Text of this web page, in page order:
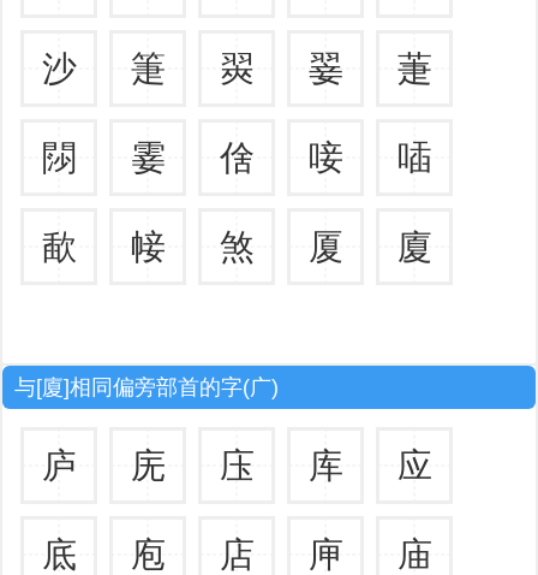
沙 箑 翜 翣 萐
閯 霎 倽 唼 喢
歃 帹 煞 厦 廈
与[廈]相同偏旁部首的字(广)
庐 庑 庒 库 应
底 庖 店 庘 庙